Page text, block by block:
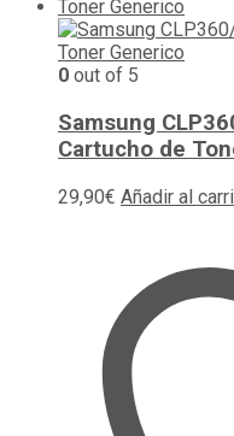
0 out of 5
Samsung
Cartucho de
29,90€ Añadir al